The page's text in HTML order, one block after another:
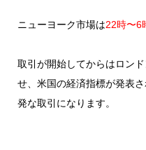
ニューヨーク市場は22時〜6
取引が開始してからはロン
せ、米国の経済指標が発表
発な取引になります。